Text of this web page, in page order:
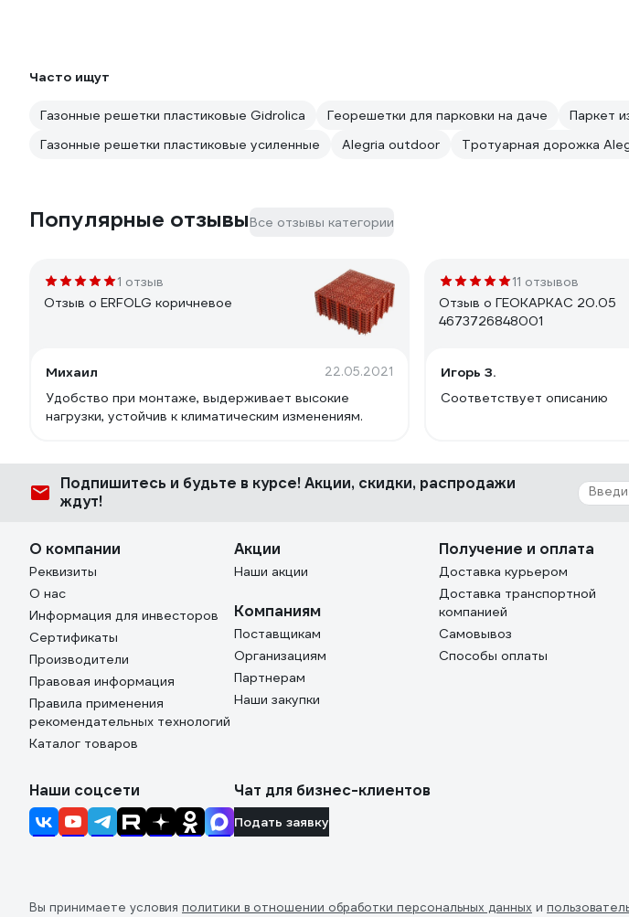
Часто ищут
Газонные решетки пластиковые Gidrolica Георешетки для парковки на даче Паркет
Газонные решетки пластиковые усиленные
Alegria outdoor Тротуарная дорожка
Популярные отзывыВсе отзывы категории
1 отзыв
Отзыв о ERFOLG коричневое
Михаил 22.05.2021
Удобство при монтаже, выдерживает высокие
нагрузки, устойчив к климатическим изменениям.
11 отзывов
Отзыв о ГЕОКАРКАС 20.05
4673726848001
Игорь З.
Соответствует описанию
Подпишитесь и будьте в курсе! Акции, скидки, распродажи
ждут!
О компании
Реквизиты
О нас
Информация для инвесторов
Сертификаты
Производители
Правовая информация
Правила применения
рекомендательных технологий
Каталог товаров
Акции
Наши акции
Компаниям
Поставщикам
Организациям
Партнерам
Наши закупки
Получение и оплата
Доставка курьером
Доставка транспортной
компанией
Самовывоз
Способы оплаты
Наши соцсети Чат для бизнес-клиентов
Подать заявку
Вы принимаете условия политики в отношении обработки персональных данных и